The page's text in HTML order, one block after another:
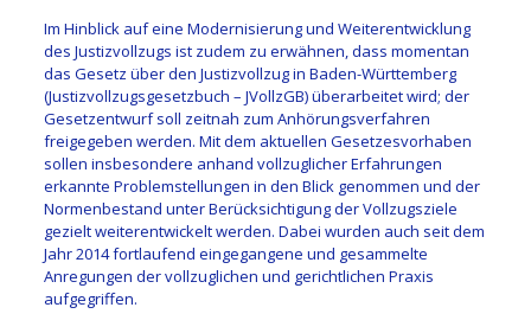
Im Hinblick auf eine Modernisierung und Weiterentwicklung
des Justizvollzugs ist zudem zu erwähnen, dass momentan
das Gesetz über den Justizvollzug in Baden-Württemberg
(Justizvollzugsgesetzbuch – JVollzGB) überarbeitet wird; der
Gesetzentwurf soll zeitnah zum Anhörungsverfahren
freigegeben werden. Mit dem aktuellen Gesetzesvorhaben
sollen insbesondere anhand vollzuglicher Erfahrungen
erkannte Problemstellungen in den Blick genommen und der
Normenbestand unter Berücksichtigung der Vollzugsziele
gezielt weiterentwickelt werden. Dabei wurden auch seit dem
Jahr 2014 fortlaufend eingegangene und gesammelte
Anregungen der vollzuglichen und gerichtlichen Praxis
aufgegriffen.